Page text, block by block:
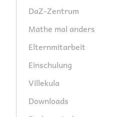
DaZ-Zentrum
Mathe mal anders
Elternmitarbeit
Einschulung
Villekula
Downloads